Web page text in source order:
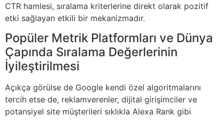
CTR hamlesi, sıralama kriterlerine direkt olarak pozitif
etki sağlayan etkili bir mekanizmadır.
Popüler Metrik Platformları ve Dünya
Çapında Sıralama Değerlerinin
İyileştirilmesi
Açıkça görülse de Google kendi özel algoritmalarını
tercih etse de, reklamverenler, dijital girişimciler ve
potansiyel site müşterileri sıklıkla Alexa Rank gibi